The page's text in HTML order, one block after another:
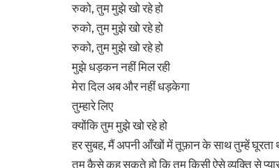
रुको, तुम मुझे खो रहे हो
रुको, तुम मुझे खो रहे हो
रुको, तुम मुझे खो रहे हो
मुझे धड़कन नहीं मिल रही
मेरा दिल अब और नहीं धड़केगा
तुम्हारे लिए
क्योंकि तुम मुझे खो रहे हो
हर सुबह, मैं अपनी आँखों में तूफ़ान के साथ तुम्हें घूरता
तुम कैसे कह सकते हो कि तुम किसी ऐसे व्यक्ति से